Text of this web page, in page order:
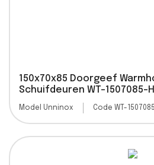
150x70x85 Doorgeef
Schuifdeuren WT-1507085-
Model Unninox Code WT-